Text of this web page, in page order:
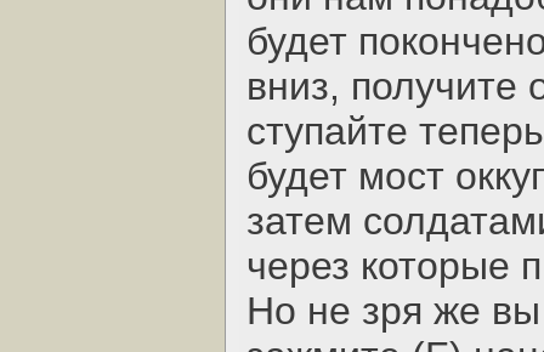
будет
вниз, получите
ступайте
будет мост
затем
через которые
Но не зря же